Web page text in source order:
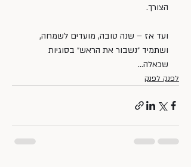
הצורך.
ועד אז – שנה טובה, מועדים לשמחה,
ושתמיד ״נשבור את הראש״ בסוגיות
שכאלה…
לפנק לפנק